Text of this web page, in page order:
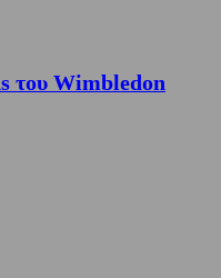
του Wimbledon